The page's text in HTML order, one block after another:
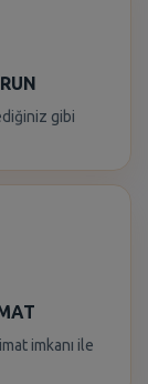
gibi
imkanı ile